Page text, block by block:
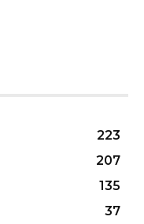
223
207
135
37